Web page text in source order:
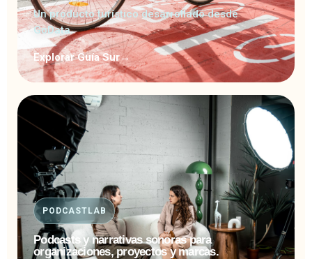
Un producto turístico desarrollado desde
GoData.
Explorar Guía Sur→
PODCASTLAB
Podcasts y narrativas sonoras para
organizaciones, proyectos y marcas.